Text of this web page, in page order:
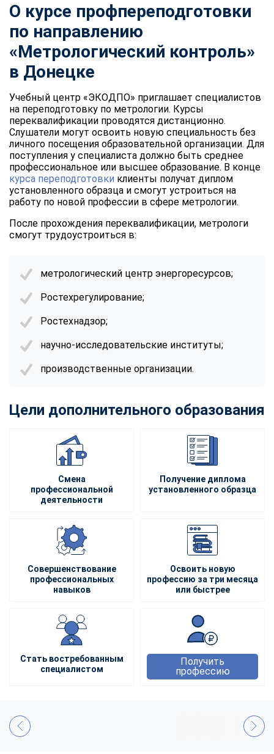
О курсе профпереподготовки
по направлению
«Метрологический контроль»
в Донецке
Учебный центр «ЭКОДПО» приглашает специалистов
на переподготовку по метрологии. Курсы
переквалификации проводятся дистанционно.
Слушатели могут освоить новую специальность без
личного посещения образовательной организации. Для
поступления у специалиста должно быть среднее
профессиональное или высшее образование. В конце
курса переподготовки клиенты получат диплом
установленного образца и смогут устроиться на
работу по новой профессии в сфере метрологии.
После прохождения переквалификации, метрологи
смогут трудоустроиться в:
метрологический центр энергоресурсов;
Ростехрегулирование;
Ростехнадзор;
научно-исследовательские институты;
производственные организации.
Цели дополнительного образования
Смена
профессиональной
деятельности
Получение диплома
установленного образца
Совершенствование
профессиональных
навыков
Освоить новую
профессию за три месяца
или быстрее
Стать востребованным
специалистом
Получить
профессию